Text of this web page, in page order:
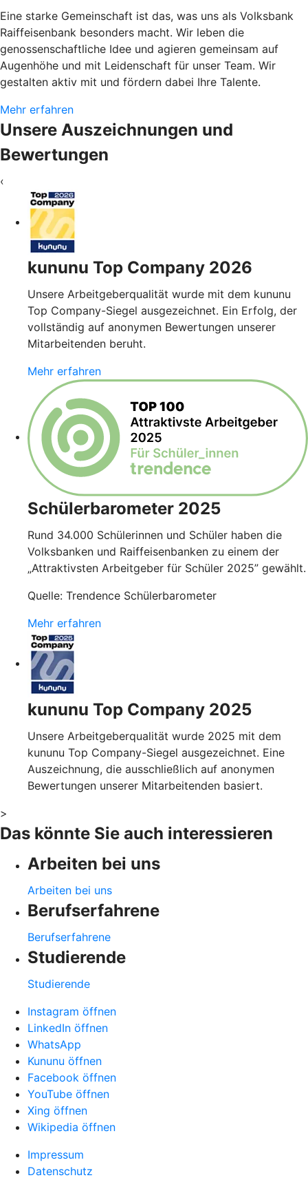
Eine starke Gemeinschaft ist das, was uns als Volksbank
Raiffeisenbank besonders macht. Wir leben die
genossenschaftliche Idee und agieren gemeinsam auf
Augenhöhe und mit Leidenschaft für unser Team. Wir
gestalten aktiv mit und fördern dabei Ihre Talente.
Mehr erfahren
Unsere Auszeichnungen und
Bewertungen
‹
kununu Top Company 2026
Unsere Arbeitgeberqualität wurde mit dem kununu
Top Company-Siegel ausgezeichnet. Ein Erfolg, der
vollständig auf anonymen Bewertungen unserer
Mitarbeitenden beruht.
Mehr erfahren
Schülerbarometer 2025
Rund 34.000 Schülerinnen und Schüler haben die
Volksbanken und Raiffeisenbanken zu einem der
„Attraktivsten Arbeitgeber für Schüler 2025” gewählt.
Quelle: Trendence Schülerbarometer
Mehr erfahren
kununu Top Company 2025
Unsere Arbeitgeberqualität wurde 2025 mit dem
kununu Top Company-Siegel ausgezeichnet. Eine
Auszeichnung, die ausschließlich auf anonymen
Bewertungen unserer Mitarbeitenden basiert.
>
Das könnte Sie auch interessieren
Arbeiten bei uns
Arbeiten bei uns
Berufserfahrene
Berufserfahrene
Studierende
Studierende
Instagram öffnen
LinkedIn öffnen
WhatsApp
Kununu öffnen
Facebook öffnen
YouTube öffnen
Xing öffnen
Wikipedia öffnen
Impressum
Datenschutz